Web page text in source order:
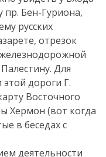
пр. Бен-Гуриона,
русских
отрезок
Для
дороги Г.
Восточного
Хермон (вот когда
в беседах с
деятельности